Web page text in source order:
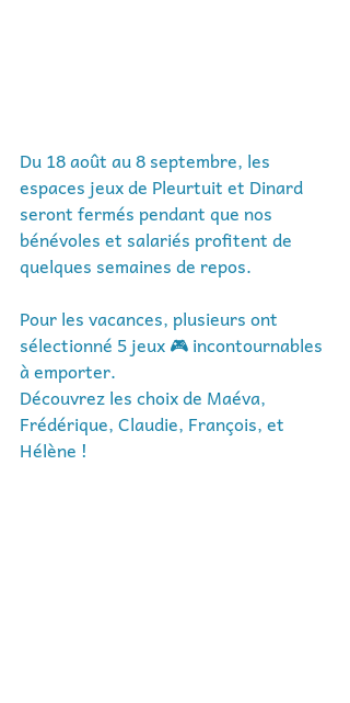
Du 18 août au 8 septembre, les
espaces jeux de Pleurtuit et Dinard
seront fermés pendant que nos
bénévoles et salariés profitent de
quelques semaines de repos.
Pour les vacances, plusieurs ont
sélectionné 5 jeux 🎮 incontournables
à emporter.
Découvrez les choix de Maéva,
Frédérique, Claudie, François, et
Hélène !